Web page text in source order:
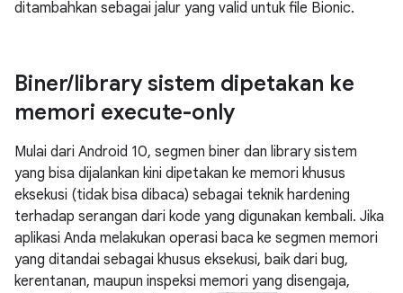
ditambahkan sebagai jalur yang valid untuk file Bionic.
Biner/library sistem dipetakan ke
memori execute-only
Mulai dari Android 10, segmen biner dan library sistem
yang bisa dijalankan kini dipetakan ke memori khusus
eksekusi (tidak bisa dibaca) sebagai teknik hardening
terhadap serangan dari kode yang digunakan kembali. Jika
aplikasi Anda melakukan operasi baca ke segmen memori
yang ditandai sebagai khusus eksekusi, baik dari bug,
kerentanan, maupun inspeksi memori yang disengaja,